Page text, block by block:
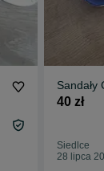
Sandały
40 zł
Siedlce
28 lipca